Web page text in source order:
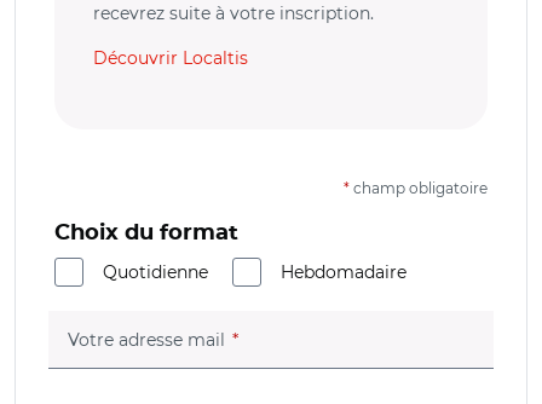
recevrez suite à votre inscription.
Découvrir Localtis
* champ obligatoire
Choix du format
Quotidienne
Hebdomadaire
Votre adresse mail (champ obligatoire)